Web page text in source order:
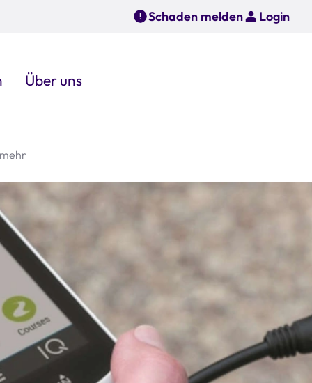
Schaden melden Login
Über uns